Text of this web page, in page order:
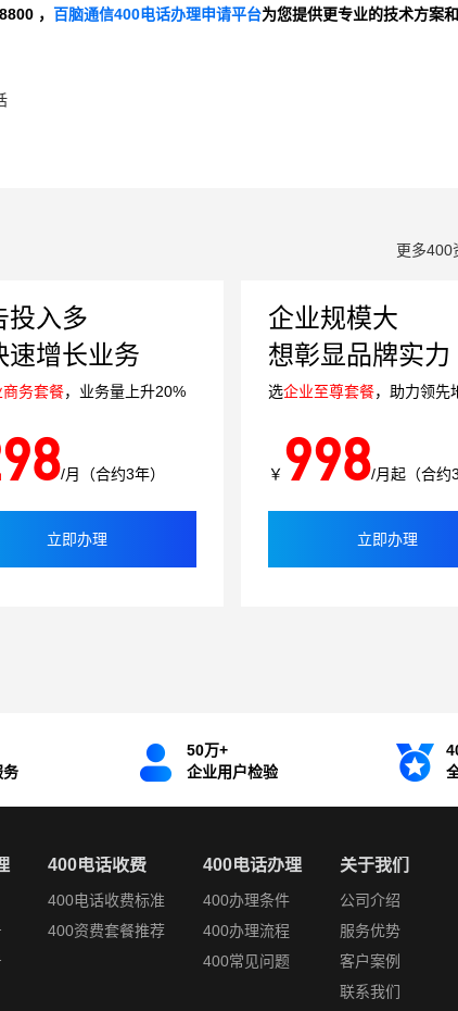
， 百脑通信400电话办理申请平台为您提供更专业的技术方案
更多400
投入多
速增长业务
商务套餐，业务量上升20%
/月（合约3年）
立即办理
企业规模大
想彰显品牌实力
选企业至尊套餐，助力领先
￥ 998/月起（合约3
立即办理
务
50万+
企业用户检验
400电话收费
400电话收费标准
400资费套餐推荐
400电话办理
400办理条件
400办理流程
400常见问题
关于我们
公司介绍
服务优势
客户案例
联系我们